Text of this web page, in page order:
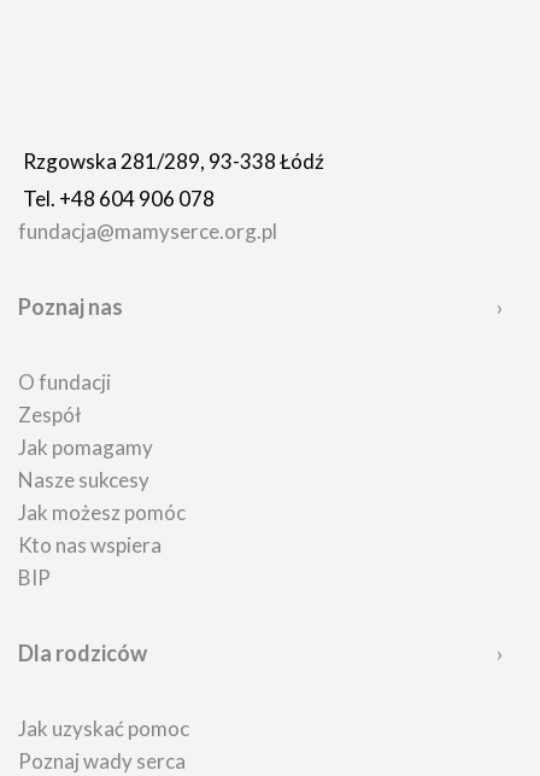
Rzgowska 281/289, 93-338 Łódź
Tel. +48 604 906 078
fundacja@mamyserce.org.pl
Poznaj nas
O fundacji
Zespół
Jak pomagamy
Nasze sukcesy
Jak możesz pomóc
Kto nas wspiera
BIP
Dla rodziców
Jak uzyskać pomoc
Poznaj wady serca